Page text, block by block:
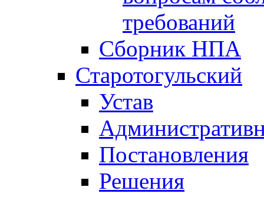
требований
Сборник НПА
Старотогульский
Устав
Постановления
Решения